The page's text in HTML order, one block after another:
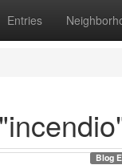
Entries
Blog